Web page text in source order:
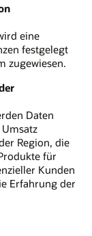
eine
festgelegt
zugewiesen.
Daten
Region, die
für
Kunden
Erfahrung der